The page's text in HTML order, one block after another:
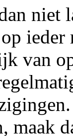
niet
van
maak